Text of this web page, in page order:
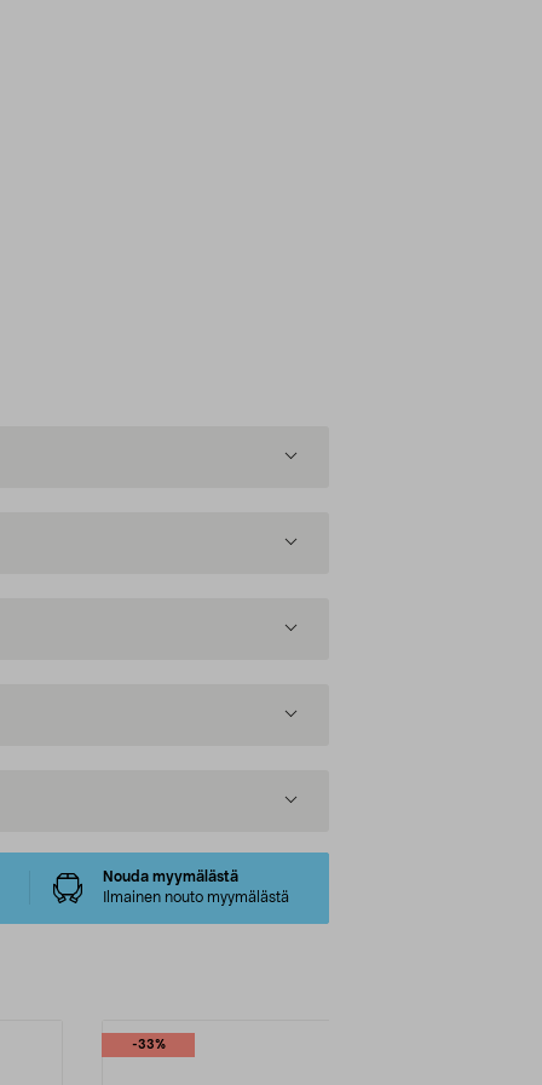
Nouda myymälästä
Ilmainen nouto myymälästä
-33%